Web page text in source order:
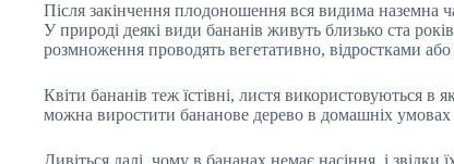
Після закінчення плодоношення вся видима наземна
У природі деякі види бананів живуть близько ста
розмноження проводять вегетативно, відростками
Квіти бананів теж їстівні, листя використовуються в
можна виростити бананове дерево в домашніх
Дивіться далі, чому в бананах немає насіння, і звідки